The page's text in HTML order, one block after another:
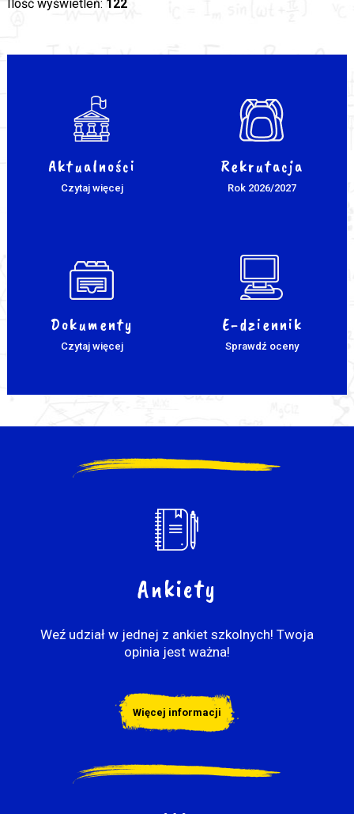
Ilość wyświetleń: 122
Aktualności
Czytaj więcej
Rekrutacja
Rok 2026/2027
Dokumenty
Czytaj więcej
E-dziennik
Sprawdź oceny
Ankiety
Weź udział w jednej z ankiet szkolnych! Twoja
opinia jest ważna!
Więcej informacji